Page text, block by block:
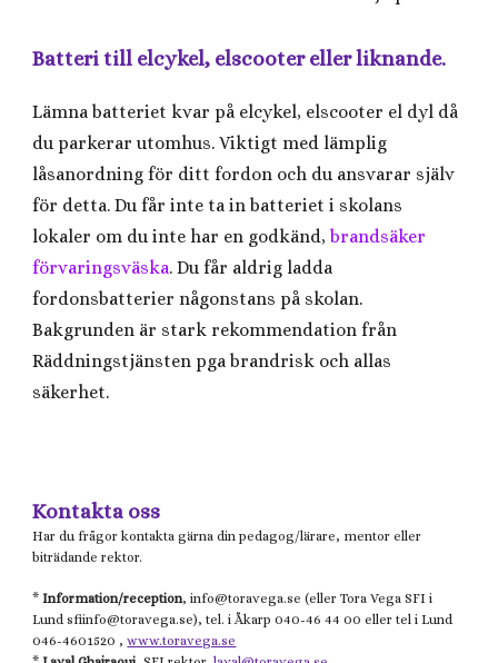
Batteri till elcykel, elscooter eller liknande.
Lämna batteriet kvar på elcykel, elscooter el dyl då
du parkerar utomhus. Viktigt med lämplig
låsanordning för ditt fordon och du ansvarar själv
för detta. Du får inte ta in batteriet i skolans
lokaler om du inte har en godkänd,brandsäker
förvaringsväska. Du får aldrig ladda
fordonsbatterier någonstans på skolan.
Bakgrunden är stark rekommendation från
Räddningstjänsten pga brandrisk och allas
säkerhet.
Kontakta oss
Har du frågor kontakta gärna din pedagog/lärare, mentor eller
biträdande rektor.
*Information/reception, info@toravega.se (ellerTora Vega SFI i
Lundsfiinfo@toravega.se), tel. i Åkarp 040-46 44 00 eller tel i Lund
046-4601520 , www.toravega.se